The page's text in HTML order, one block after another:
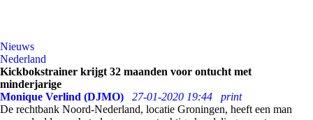
Nieuws
Nederland
Kickbokstrainer krijgt 32 maanden voor ontucht met
minderjarige
Monique Verlind (DJMO)
27-01-2020 19:44
print
De rechtbank Noord-Nederland, locatie Groningen, heeft een man